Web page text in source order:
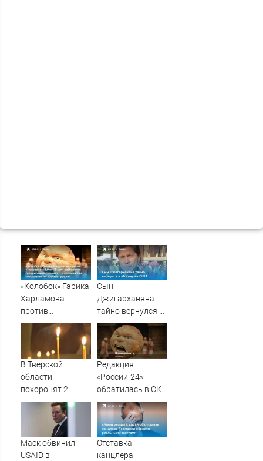
«Колобок» Гарика
Харламова
против
«Человека-паука»:
В сети разгорелся
грандиозный
скандал — а
картина уже
собрала почти
Сын
Джигарханяна
тайно вернулся в
Москву из США
В Тверской
области
похоронят 2
бойцов, погибших
Редакция
«России-24»
обратилась в СКР
из-за травли
съемочной
группы «Колобка»
Маск обвинил
USAID в
Отставка
канцлера